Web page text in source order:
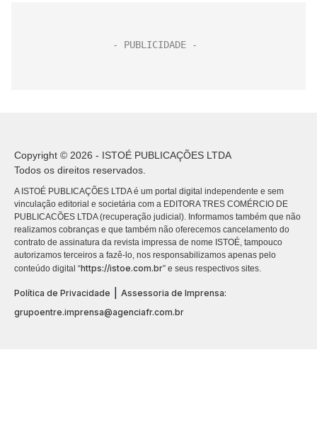
Copyright © 2026 - ISTOÉ PUBLICAÇÕES LTDA
Todos os direitos reservados.
A ISTOÉ PUBLICAÇÕES LTDA é um portal digital independente e sem
vinculação editorial e societária com a EDITORA TRES COMÉRCIO DE
PUBLICACÕES LTDA (recuperação judicial). Informamos também que não
realizamos cobranças e que também não oferecemos cancelamento do
contrato de assinatura da revista impressa de nome ISTOÉ, tampouco
autorizamos terceiros a fazê-lo, nos responsabilizamos apenas pelo
conteúdo digital “https://istoe.com.br” e seus respectivos sites.
Política de Privacidade
Assessoria de Imprensa:
grupoentre.imprensa@agenciafr.com.br